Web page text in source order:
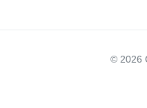
© 2026